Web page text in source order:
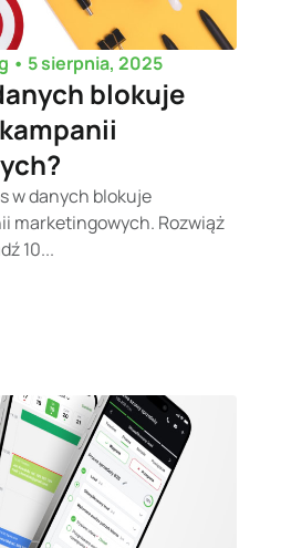
• 5 sierpnia, 2025
blokuje
w danych blokuje
marketingowych. Rozwiąż
10...